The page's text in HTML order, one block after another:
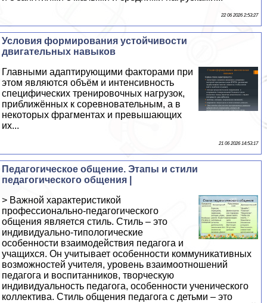
22 06 2026 2:53:27
Условия формирования устойчивости
двигательных навыков
Главными адаптирующими факторами при
этом являются объём и интенсивность
специфических тренировочных нагрузок,
приближённых к соревновательным, а в
некоторых фрагментах и превышающих
их...
21 06 2026 14:53:17
Педагогическое общение. Этапы и стили
педагогического общения |
> Важной характеристикой
профессионально-педагогического
общения является стиль. Стиль – это
индивидуально-типологические
особенности взаимодействия педагога и
учащихся. Он учитывает особенности коммуникативных
возможностей учителя, уровень взаимоотношений
педагога и воспитанников, творческую
индивидуальность педагога, особенности ученического
коллектива. Стиль общения педагога с детьми – это